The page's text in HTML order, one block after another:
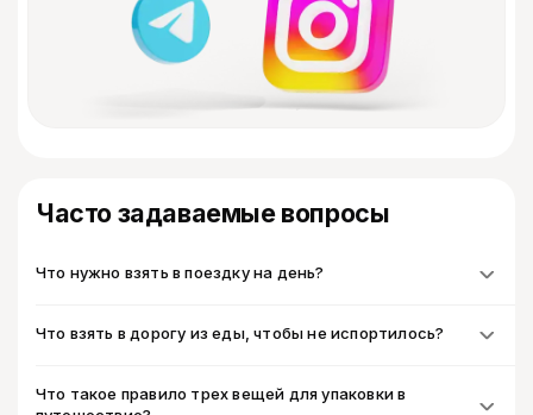
Часто задаваемые вопросы
Что нужно взять в поездку на день?
Что взять в дорогу из еды, чтобы не испортилось?
Что такое правило трех вещей для упаковки в